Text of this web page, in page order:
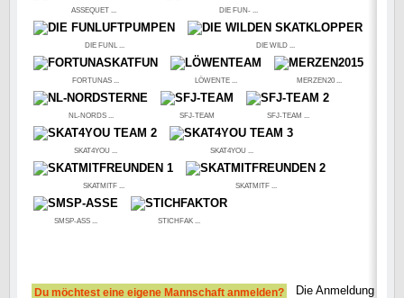
ASSEQUET ... DIE FUN- ...
DIE FUNL ... DIE WILD ...
FORTUNAS ... LÖWENTE ... MERZEN20 ...
NL-NORDS ... SFJ-TEAM SFJ-TEAM ...
SKAT4YOU ... SKAT4YOU ...
SKATMITF ... SKATMITF ...
SMSP-ASS ... STICHFAK ...
Du möchtest eine eigene Mannschaft anmelden?
Die Anmeldung bitte